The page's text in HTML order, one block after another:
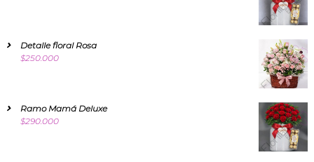
Detalle floral Rosa
$250.000
Ramo Mamá Deluxe
$290.000